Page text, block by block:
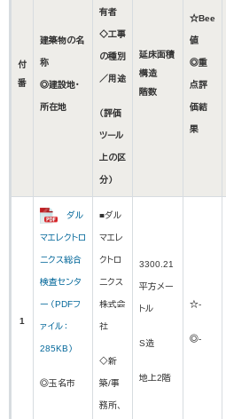
付
番
建築物の名
称
◎建設地・
所在地
有者
◇工事
の種別
／用途
（評価
ツール
上の区
分）
延床面積
構造
階数
☆Bee
値
◎重
点評
価結
果
1
ダル
マエレクトロ
ニクス総合
検査センタ
ー （PDFフ
ァイル：
285KB）
◎玉名市
■ダル
マエレ
クトロ
ニクス
株式会
社
◇新
築/事
務所、
3300.21
平方メー
トル
S造
地上2階
☆-
◎-